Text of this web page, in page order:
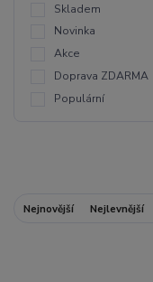
Skladem
Novinka
Akce
Doprava ZDARMA
Populární
Nejnovější Nejlevnější